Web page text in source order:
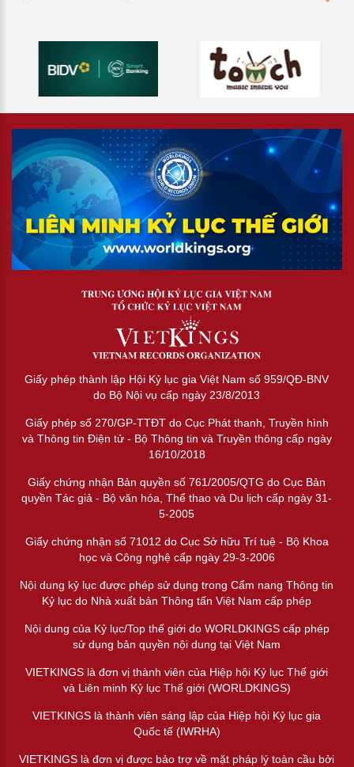
Giấy phép thành lập Hội Kỷ lục gia Việt Nam số 959/QĐ-BNV
do Bộ Nội vụ cấp ngày 23/8/2013
Giấy phép số 270/GP-TTĐT do Cục Phát thanh, Truyền hình
và Thông tin Điện tử - Bộ Thông tin và Truyền thông cấp ngày
16/10/2018
Giấy chứng nhận Bản quyền số 761/2005/QTG do Cục Bản
quyền Tác giả - Bộ văn hóa, Thể thao và Du lịch cấp ngày 31-
5-2005
Giấy chứng nhận số 71012 do Cục Sở hữu Trí tuệ - Bộ Khoa
học và Công nghệ cấp ngày 29-3-2006
Nội dung kỷ lục được phép sử dụng trong Cẩm nang Thông tin
Kỷ lục do Nhà xuất bản Thông tấn Việt Nam cấp phép
Nội dung của Kỷ lục/Top thế giới do WORLDKINGS cấp phép
sử dụng bản quyền nội dung tại Việt Nam
VIETKINGS là đơn vị thành viên của Hiệp hội Kỷ lục Thế giới
và Liên minh Kỷ lục Thế giới (WORLDKINGS)
VIETKINGS là thành viên sáng lập của Hiệp hội Kỷ lục gia
Quốc tế (IWRHA)
VIETKINGS là đơn vị được bảo trợ về mặt pháp lý toàn cầu bởi